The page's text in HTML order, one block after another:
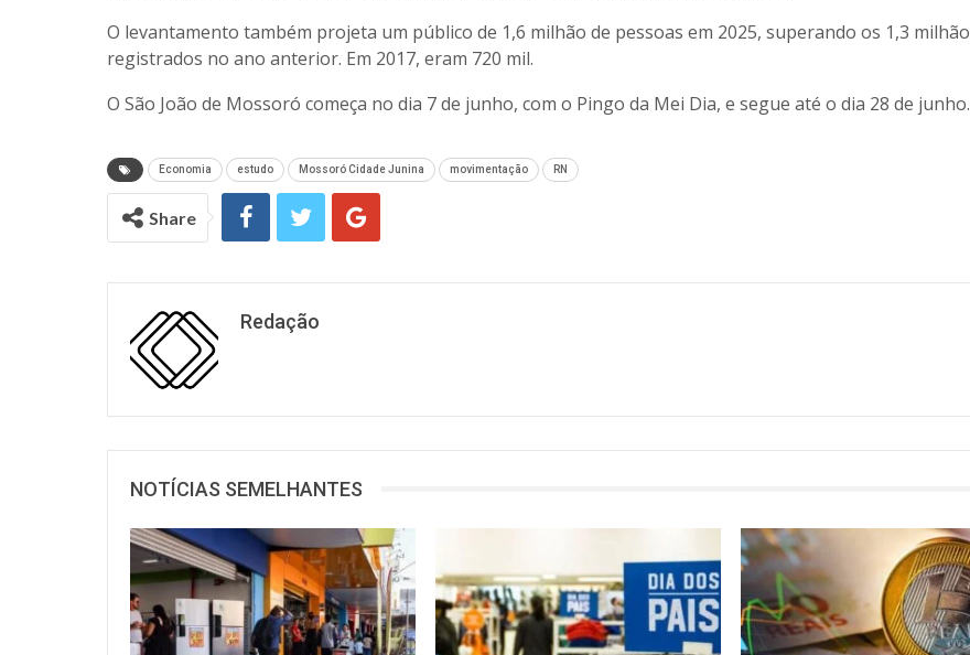
O levantamento também projeta um público de 1,6 milhão de pessoas em 2025, superando os 1,3 milhão
registrados no ano anterior. Em 2017, eram 720 mil.
O São João de Mossoró começa no dia 7 de junho, com o Pingo da Mei Dia, e segue até o dia 28 de junho.
Economia estudo Mossoró Cidade Junina movimentação RN
Share
Redação
NOTÍCIAS SEMELHANTES